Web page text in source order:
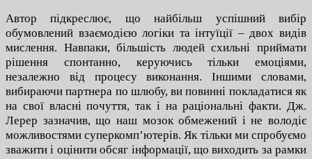
Автор підкреслює, що найбільш успішний вибір
обумовлений взаємодією логіки та інтуїції – двох видів
мислення. Навпаки, більшість людей схильні приймати
рішення спонтанно, керуючись тільки емоціями,
незалежно від процесу виконання. Іншими словами,
вибираючи партнера по шлюбу, ви повинні покладатися як
на свої власні почуття, так і на раціональні факти. Дж.
Лерер зазначив, що наш мозок обмежений і не володіє
можливостями суперкомп’ютерів. Як тільки ми спробуємо
зважити і оцінити обсяг інформації, що виходить за рамки